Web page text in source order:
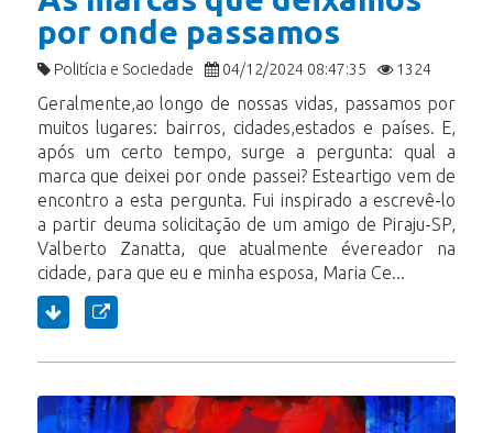
por onde passamos
Politícia e Sociedade 04/12/2024 08:47:35 1324
Geralmente,ao longo de nossas vidas, passamos por
muitos lugares: bairros, cidades,estados e países. E,
após um certo tempo, surge a pergunta: qual a
marca que deixei por onde passei? Esteartigo vem de
encontro a esta pergunta. Fui inspirado a escrevê-lo
a partir deuma solicitação de um amigo de Piraju-SP,
Valberto Zanatta, que atualmente évereador na
cidade, para que eu e minha esposa, Maria Ce...